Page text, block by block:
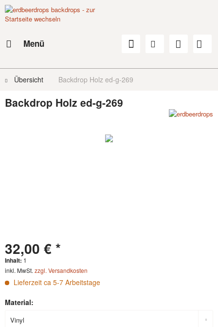
Menü
Übersicht Backdrop Holz ed-g-269
Backdrop Holz ed-g-269
32,00 € *
Inhalt: 1
inkl. MwSt. zzgl. Versandkosten
Lieferzeit ca 5-7 Arbeitstage
Material: